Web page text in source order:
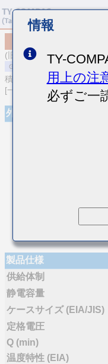
(旧品番
積層セラミックコンデンサ
[一般用 積層セラミックコ
外観
製品仕様
供給体制
静電容量
ケースサイズ (EIA/JIS)
定格電圧
Q (min)
温度特性 (EIA)
情報
TY-
用上の注
必ずご一